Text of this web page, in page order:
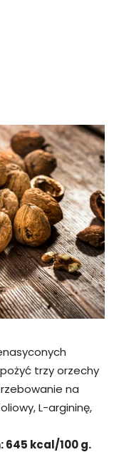
trzy orzechy
na
L-argininę,
645 kcal/100 g.